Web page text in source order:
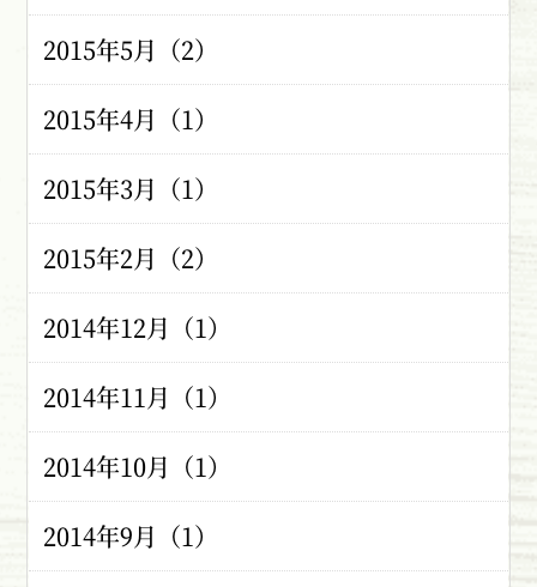
2015年5月（2）
2015年4月（1）
2015年3月（1）
2015年2月（2）
2014年12月（1）
2014年11月（1）
2014年10月（1）
2014年9月（1）